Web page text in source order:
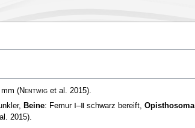
(Nentwiget al. 2015).
Beine: Femur Ⅰ–Ⅱ schwarz bereift, Opisthosoma
2015).